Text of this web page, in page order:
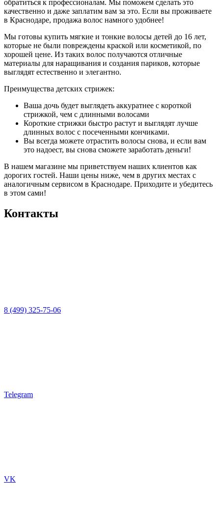
обратиться к профессионалам. Мы поможем сделать это
качественно и даже заплатим вам за это. Если вы проживаете
в Краснодаре, продажа волос намного удобнее!
Мы готовы купить мягкие и тонкие волосы детей до 16 лет,
которые не были повреждены краской или косметикой, по
хорошей цене. Из таких волос получаются отличные
материалы для наращивания и создания париков, которые
выглядят естественно и элегантно.
Преимущества детских стрижек:
Ваша дочь будет выглядеть аккуратнее с короткой
стрижкой, чем с длинными волосами
Короткие стрижки быстро растут и выглядят лучше
длинных волос с посеченными кончиками.
Вы всегда можете отрастить волосы снова, и если вам
это надоест, вы снова сможете заработать деньги!
В нашем магазине мы приветствуем наших клиентов как
дорогих гостей. Наши цены ниже, чем в других местах с
аналогичным сервисом в Краснодаре. Приходите и убедитесь
в этом сами!
Контакты
8 (499) 325-75-06
Telegram
VK